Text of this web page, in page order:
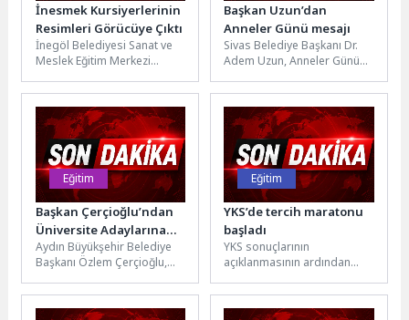
İnesmek Kursiyerlerinin
Resimleri Görücüye Çıktı
İnegöl Belediyesi Sanat ve
Meslek Eğitim Merkezi
eğitmen Elif Serbest
nezaretinde gerçekleştirilen
resim...
Başkan Uzun’dan
Anneler Günü mesajı
Sivas Belediye Başkanı Dr.
Adem Uzun, Anneler Günü
mesajı yayınladı.Başkan
Uzun, mesajında;...
Eğitim
Başkan Çerçioğlu’ndan
Üniversite Adaylarına
Ücretsiz Tercih Desteği
Aydın Büyükşehir Belediye
Başkanı Özlem Çerçioğlu,
hazırlanan gençleri bu sene
de yalnız...
Eğitim
YKS’de tercih maratonu
başladı
YKS sonuçlarının
açıklanmasının ardından
üniversite adayları için
BELGEM ve Gülşah Durbay